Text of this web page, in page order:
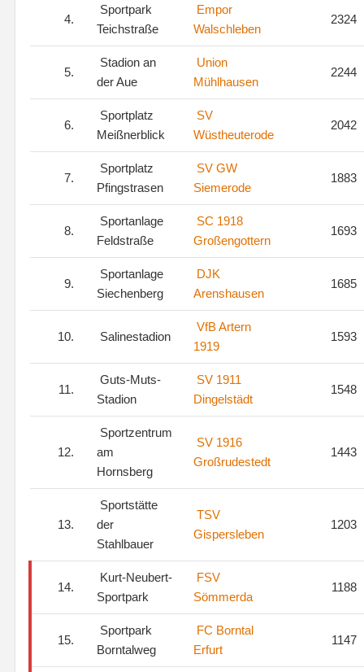
4.
Sportpark
Teichstraße
Empor
Walschleben
2324
5.
Stadion an
der Aue
Union
Mühlhausen
2244
6.
Sportplatz
Meißnerblick
SV
Wüstheuterode
2042
7.
Sportplatz
Pfingstrasen
SV GW
Siemerode
1883
8.
Sportanlage
Feldstraße
SC 1918
Großengottern
1693
9.
Sportanlage
Siechenberg
DJK
Arenshausen
1685
10. Salinestadion
VfB Artern
1919
1593
11.
Guts-Muts-
Stadion
SV 1911
Dingelstädt
1548
12.
Sportzentrum
am
Hornsberg
SV 1916
Großrudestedt
1443
13.
Sportstätte
der
Stahlbauer
TSV
Gispersleben
1203
14.
Kurt-Neubert-
Sportpark
FSV
Sömmerda
1188
15.
Sportpark
Borntalweg
FC Borntal
Erfurt
1147